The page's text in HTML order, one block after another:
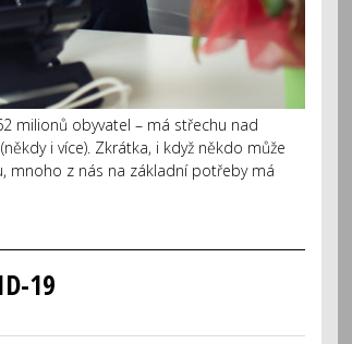
milionů obyvatel – má střechu nad
i více). Zkrátka, i když někdo může
mnoho z nás na základní potřeby má
19